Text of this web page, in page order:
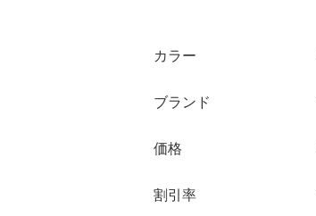
帽子
ヘアアクセサリー
スーツ・フォーマル
水着・スイムグッズ
カラー
ブランド
価格
割引率